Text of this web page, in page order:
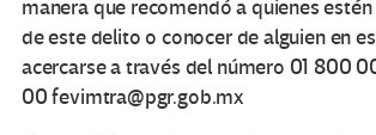
manera que recomendó a quienes
de este delito o conocer de alguien en
acercarse a través del número 01 800
00 fevimtra@pgr.gob.mx